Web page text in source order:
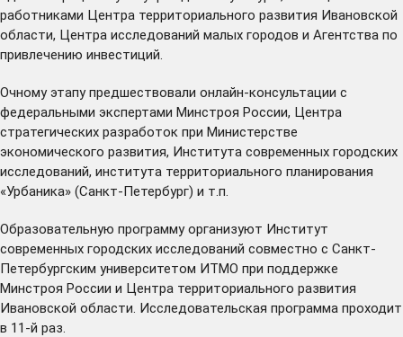
работниками Центра территориального развития Ивановской
области, Центра исследований малых городов и Агентства по
привлечению инвестиций.
Очному этапу предшествовали онлайн-консультации с
федеральными экспертами Минстроя России, Центра
стратегических разработок при Министерстве
экономического развития, Института современных городских
исследований, института территориального планирования
«Урбаника» (Санкт-Петербург) и т.п.
Образовательную программу организуют Институт
современных городских исследований совместно с Санкт-
Петербургским университетом ИТМО при поддержке
Минстроя России и Центра территориального развития
Ивановской области. Исследовательская программа проходит
в 11-й раз.